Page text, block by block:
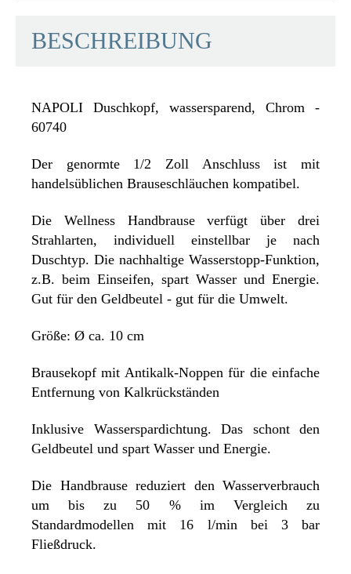
BESCHREIBUNG
NAPOLI Duschkopf, wassersparend, Chrom -
60740
Der genormte 1/2 Zoll Anschluss ist mit
handelsüblichen Brauseschläuchen kompatibel.
Die Wellness Handbrause verfügt über drei
Strahlarten, individuell einstellbar je nach
Duschtyp. Die nachhaltige Wasserstopp-Funktion,
z.B. beim Einseifen, spart Wasser und Energie.
Gut für den Geldbeutel - gut für die Umwelt.
Größe: Ø ca. 10 cm
Brausekopf mit Antikalk-Noppen für die einfache
Entfernung von Kalkrückständen
Inklusive Wasserspardichtung. Das schont den
Geldbeutel und spart Wasser und Energie.
Die Handbrause reduziert den Wasserverbrauch
um bis zu 50 % im Vergleich zu
Standardmodellen mit 16 l/min bei 3 bar
Fließdruck.